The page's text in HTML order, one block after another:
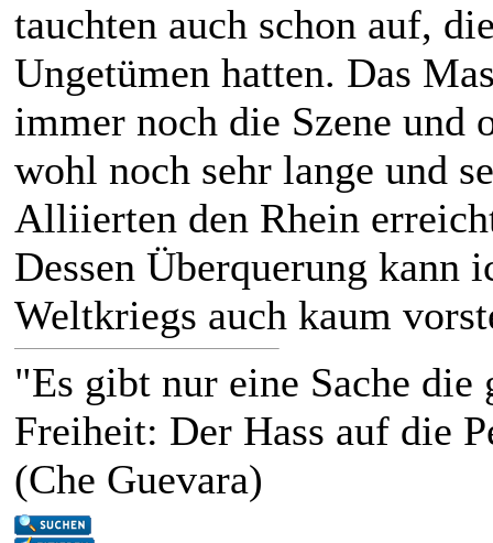
tauchten auch schon auf,
Ungetümen hatten. Das
immer noch die Szene und
wohl noch sehr lange und
Alliierten den Rhein
Dessen Überquerung
Weltkriegs auch kaum
"Es gibt nur eine Sache
Freiheit: Der Hass auf die
(Che Guevara)